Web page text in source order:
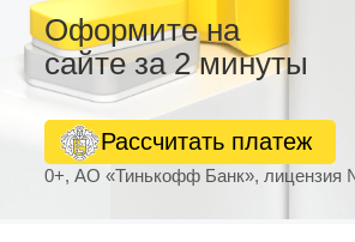
Оформите на
сайте за 2 минуты
0+, АО «Тинькофф Банк», лицензия
Рассчитать платеж